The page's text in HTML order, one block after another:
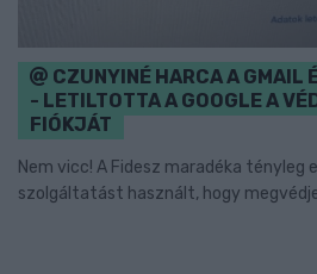
CZUNYINÉ HARCA A GMAIL
- LETILTOTTA A GOOGLE A
FIÓKJÁT
Nem vicc! A Fidesz maradéka tényleg
szolgáltatást használt, hogy